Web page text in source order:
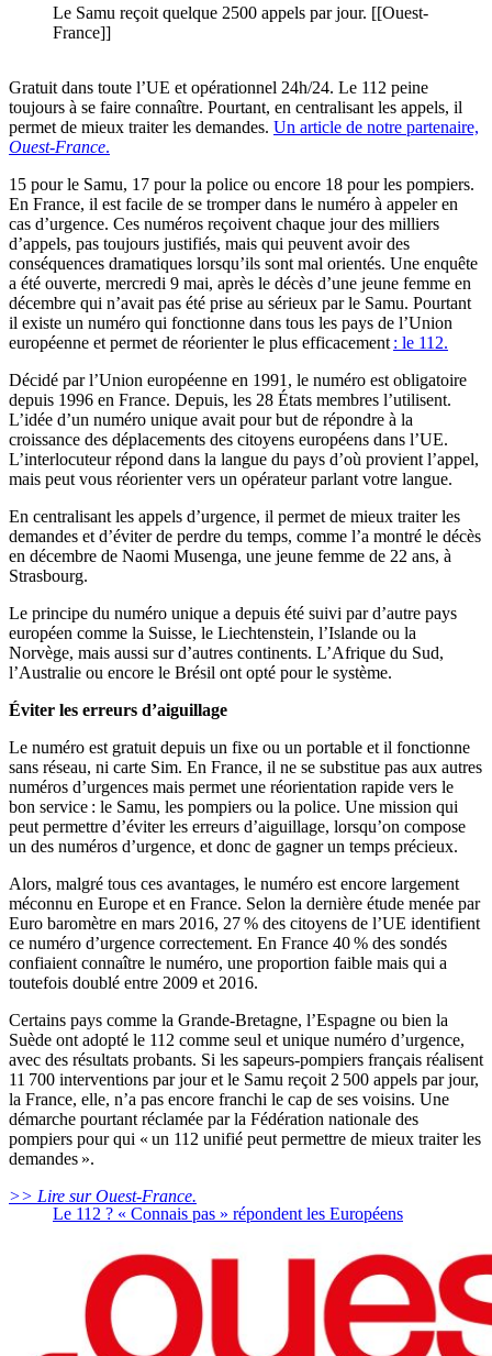
Le Samu reçoit quelque 2500 appels par jour. [[Ouest-
France]]
Gratuit dans toute l’UE et opérationnel 24h/24. Le 112 peine
toujours à se faire connaître. Pourtant, en centralisant les appels, il
permet de mieux traiter les demandes. Un article de notre partenaire,
Ouest-France.
15 pour le Samu, 17 pour la police ou encore 18 pour les pompiers.
En France, il est facile de se tromper dans le numéro à appeler en
cas d’urgence. Ces numéros reçoivent chaque jour des milliers
d’appels, pas toujours justifiés, mais qui peuvent avoir des
conséquences dramatiques lorsqu’ils sont mal orientés. Une enquête
a été ouverte, mercredi 9 mai, après le décès d’une jeune femme en
décembre qui n’avait pas été prise au sérieux par le Samu. Pourtant
il existe un numéro qui fonctionne dans tous les pays de l’Union
européenne et permet de réorienter le plus efficacement : le 112.
Décidé par l’Union européenne en 1991, le numéro est obligatoire
depuis 1996 en France. Depuis, les 28 États membres l’utilisent.
L’idée d’un numéro unique avait pour but de répondre à la
croissance des déplacements des citoyens européens dans l’UE.
L’interlocuteur répond dans la langue du pays d’où provient l’appel,
mais peut vous réorienter vers un opérateur parlant votre langue.
En centralisant les appels d’urgence, il permet de mieux traiter les
demandes et d’éviter de perdre du temps, comme l’a montré le décès
en décembre de Naomi Musenga, une jeune femme de 22 ans, à
Strasbourg.
Le principe du numéro unique a depuis été suivi par d’autre pays
européen comme la Suisse, le Liechtenstein, l’Islande ou la
Norvège, mais aussi sur d’autres continents. L’Afrique du Sud,
l’Australie ou encore le Brésil ont opté pour le système.
Éviter les erreurs d’aiguillage
Le numéro est gratuit depuis un fixe ou un portable et il fonctionne
sans réseau, ni carte Sim. En France, il ne se substitue pas aux autres
numéros d’urgences mais permet une réorientation rapide vers le
bon service : le Samu, les pompiers ou la police. Une mission qui
peut permettre d’éviter les erreurs d’aiguillage, lorsqu’on compose
un des numéros d’urgence, et donc de gagner un temps précieux.
Alors, malgré tous ces avantages, le numéro est encore largement
méconnu en Europe et en France. Selon la dernière étude menée par
Euro baromètre en mars 2016, 27 % des citoyens de l’UE identifient
ce numéro d’urgence correctement. En France 40 % des sondés
confiaient connaître le numéro, une proportion faible mais qui a
toutefois doublé entre 2009 et 2016.
Certains pays comme la Grande-Bretagne, l’Espagne ou bien la
Suède ont adopté le 112 comme seul et unique numéro d’urgence,
avec des résultats probants. Si les sapeurs-pompiers français réalisent
11 700 interventions par jour et le Samu reçoit 2 500 appels par jour,
la France, elle, n’a pas encore franchi le cap de ses voisins. Une
démarche pourtant réclamée par la Fédération nationale des
pompiers pour qui « un 112 unifié peut permettre de mieux traiter les
demandes ».
Le 112 ? « Connais pas » répondent les Européens
>> Lire sur Ouest-France.